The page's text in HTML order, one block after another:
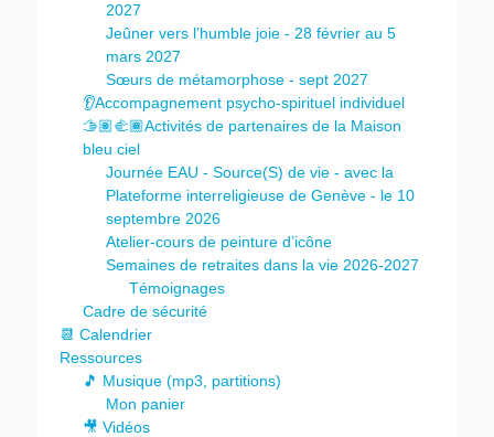
2027
Jeûner vers l’humble joie - 28 février au 5
mars 2027
Sœurs de métamorphose - sept 2027
👂Accompagnement psycho-spirituel individuel
🫱🏽‍🫲🏾Activités de partenaires de la Maison
bleu ciel
Journée EAU - Source(S) de vie - avec la
Plateforme interreligieuse de Genève - le 10
septembre 2026
Atelier-cours de peinture d’icône
Semaines de retraites dans la vie 2026-2027
Témoignages
Cadre de sécurité
📆 Calendrier
Ressources
🎵 Musique (mp3, partitions)
Mon panier
🎥 Vidéos